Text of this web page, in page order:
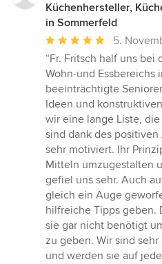
Küchenhersteller,
in Sommerfeld
Durchschnittliche
Bewertung:
5
von
5
Sternen
5.
“Fr. Fritsch half uns
Wohn-und Essbereichs
beeinträchtigte
Ideen und
wir eine lange Liste,
sind dank des
sehr motiviert. Ihr
Mitteln umzugestalten
gefiel uns sehr. Auch
gleich ein Auge
hilfreiche Tipps geben.
sie gar nicht benötigt
zu geben. Wir sind
und werden sie auf